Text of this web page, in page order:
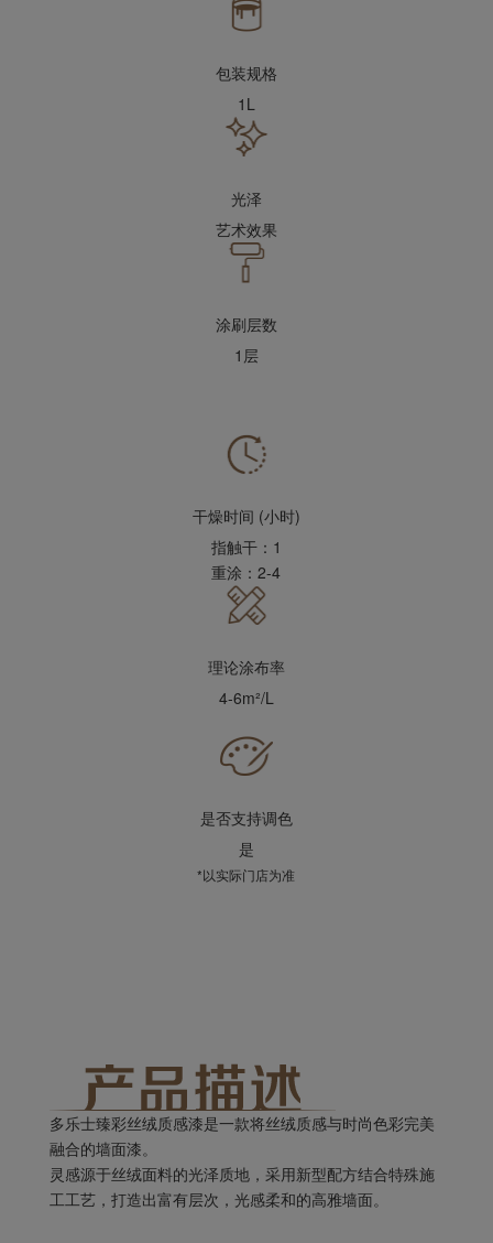
包装规格
1L
光泽
艺术效果
涂刷层数
1层
干燥时间 (小时)
指触干：1
重涂：2-4
理论涂布率
4-6m²/L
是否支持调色
是
*以实际门店为准
多乐士臻彩丝绒质感漆是一款将丝绒质感与时尚色彩完美
融合的墙面漆。
灵感源于丝绒面料的光泽质地，采用新型配方结合特殊施
工工艺，打造出富有层次，光感柔和的高雅墙面。